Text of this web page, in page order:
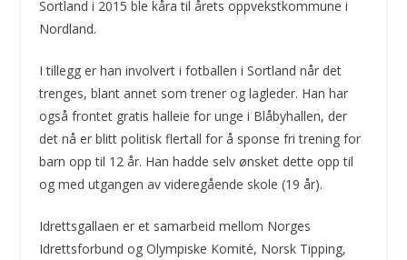
Sortland i 2015 ble kåra til årets oppvekstkommune i
Nordland.
I tillegg er han involvert i fotballen i Sortland når det
trenges, blant annet som trener og lagleder. Han har
også frontet gratis halleie for unge i Blåbyhallen, der
det nå er blitt politisk flertall for å sponse fri trening for
barn opp til 12 år. Han hadde selv ønsket dette opp til
og med utgangen av videregående skole (19 år).
Idrettsgallaen er et samarbeid mellom Norges
Idrettsforbund og Olympiske Komité, Norsk Tipping,